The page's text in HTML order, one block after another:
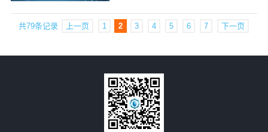
使得左旋多巴及其他拟多巴胺类药物的治疗
共79条记录 上一页 1 2 3 4 5 6 7 下一页